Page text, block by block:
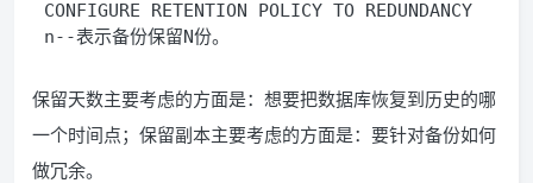
CONFIGURE RETENTION POLICY TO REDUNDANCY
n--表示备份保留N份。
保留天数主要考虑的方面是：想要把数据库恢复到历史的哪
一个时间点；保留副本主要考虑的方面是：要针对备份如何
做冗余。